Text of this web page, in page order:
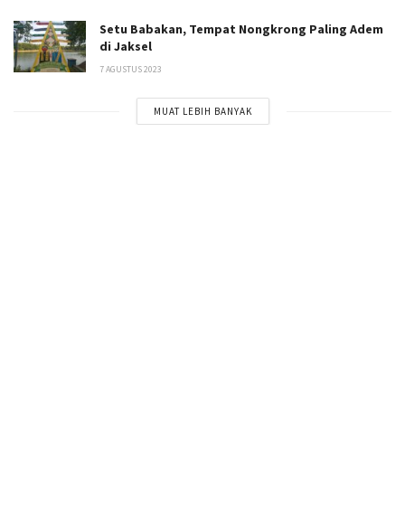
Setu Babakan, Tempat Nongkrong Paling Adem
di Jaksel
7 AGUSTUS 2023
MUAT LEBIH BANYAK